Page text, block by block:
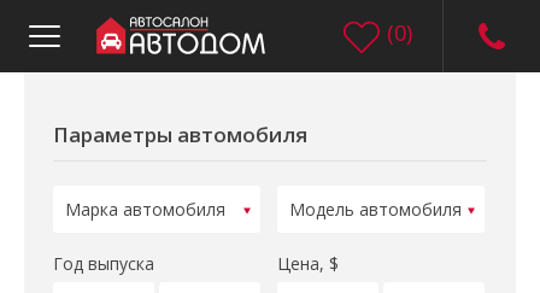
(0)
Параметры автомобиля
Год выпуска Цена, $